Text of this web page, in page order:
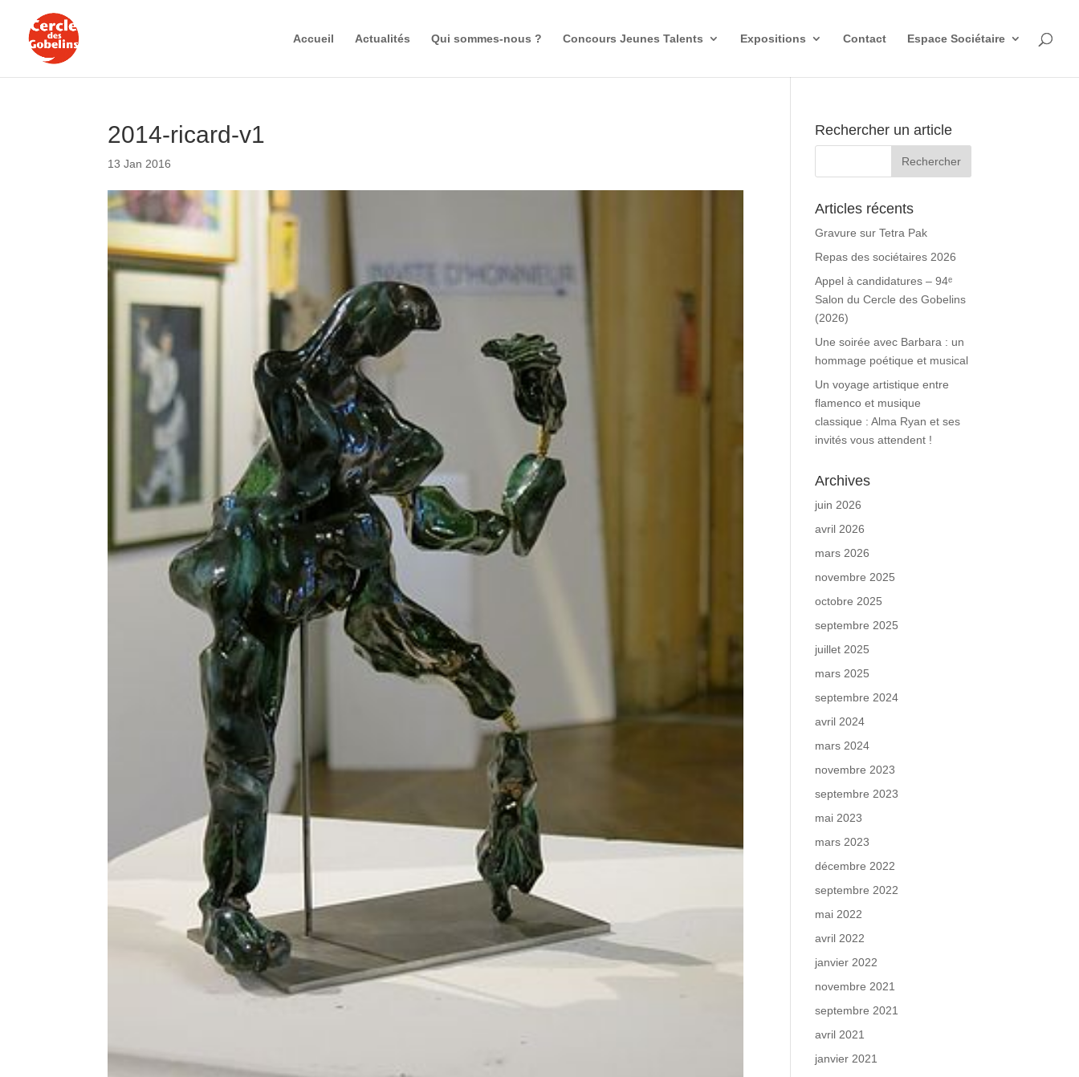
Accueil Actualités Qui sommes-nous ? Concours Jeunes Talents Expositions Contact Espace Sociétaire
2014-ricard-v1
13 Jan 2016
Rechercher un article
Articles récents
Gravure sur Tetra Pak
Repas des sociétaires 2026
Appel à candidatures – 94ᵉ
Salon du Cercle des Gobelins
(2026)
Une soirée avec Barbara : un
hommage poétique et musical
Un voyage artistique entre
flamenco et musique
classique : Alma Ryan et ses
invités vous attendent !
Archives
juin 2026
avril 2026
mars 2026
novembre 2025
octobre 2025
septembre 2025
juillet 2025
mars 2025
septembre 2024
avril 2024
mars 2024
novembre 2023
septembre 2023
mai 2023
mars 2023
décembre 2022
septembre 2022
mai 2022
avril 2022
janvier 2022
novembre 2021
septembre 2021
avril 2021
janvier 2021